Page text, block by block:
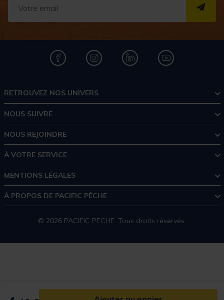
RETROUVEZ NOS UNIVERS
NOUS SUIVRE
NOUS REJOINDRE
À VOTRE SERVICE
MENTIONS LÉGALES
À PROPOS DE PACIFIC PÊCHE
© 2026 PACIFIC PECHE. Tous droits réservés.